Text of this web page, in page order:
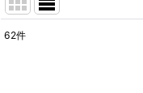
62件